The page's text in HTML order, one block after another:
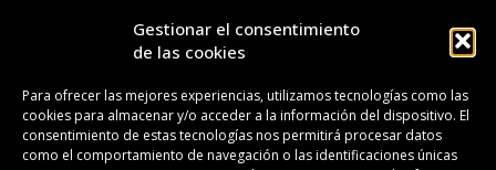
Gestionar el consentimiento
de las cookies
Para ofrecer las mejores experiencias, utilizamos tecnologías como las
cookies para almacenar y/o acceder a la información del dispositivo. El
consentimiento de estas tecnologías nos permitirá procesar datos
como el comportamiento de navegación o las identificaciones únicas
¡SUSCRÍBETE A NUESTRA FASHION NEWS!
CONTACTO REDACCIÓN PUBLICIDAD